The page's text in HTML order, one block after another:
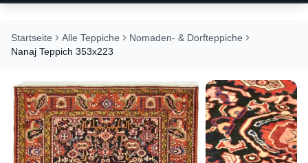
Startseite Alle Teppiche
Nomaden- & Dorfteppiche
Nanaj Teppich 353x223